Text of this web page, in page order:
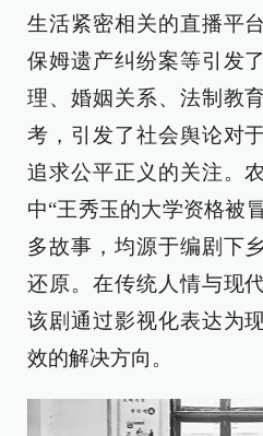
生活紧密相关的直播平
保姆遗产纠纷案等引发
理、婚姻关系、法制教
考，引发了社会舆论对
追求公平正义的关注。
中“王秀玉的大学资格被
多故事，均源于编剧下
还原。在传统人情与现
该剧通过影视化表达为
效的解决方向。